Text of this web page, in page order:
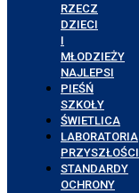
RZECZ
DZIECI
I
MŁODZIEŻY
NAJLEPSI
PIEŚŃ
SZKOŁY
ŚWIETLICA
LABORATORIA
PRZYSZŁOŚCI
STANDARDY
OCHRONY